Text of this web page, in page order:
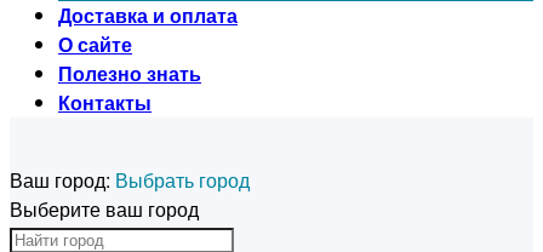
Доставка и оплата
О сайте
Полезно знать
Контакты
Ваш город: Выбрать город
Выберите ваш город